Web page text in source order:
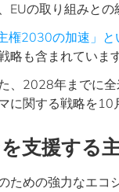
EUの取り組みと
権2030の加速」
略も含まれていま
、2028年までに
に関する戦略を10
支援する
ための強力なエコ